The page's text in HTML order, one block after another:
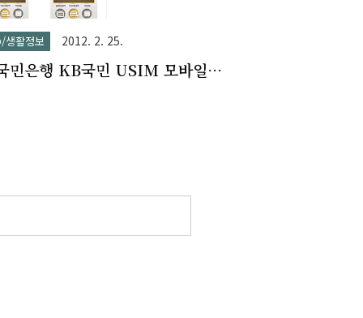
생활정보 2012. 2. 25.
민은행 KB국민 USIM 모바일